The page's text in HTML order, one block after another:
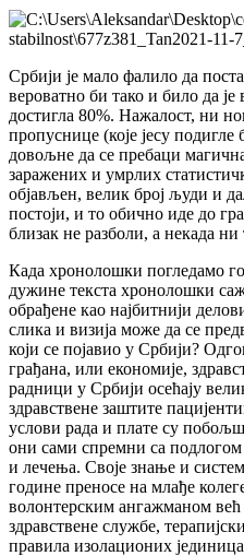
Србији је мало фалило да
вероватно би тако и било да
достигла 80%. Нажалост, ни
пропуснице (које јесу
довољне да се пребаци
заражених и умрлих
објављен, велик број људи и
постоји, и то обично иде до
близак не разболи, а некада
Када хронолошки погледамо
дужине текста хронолошки
обрађене као најбитнији
слика и визија може да се
који се појавио у Србији?
грађана, или економије,
радници у Србији осећају
здравствене заштите
услови рада и плате су
они сами спремни са
и лечења. Своје знање и
године преносе на млађе
волонтерским ангажманом већ
здравствене службе,
правила изолационих